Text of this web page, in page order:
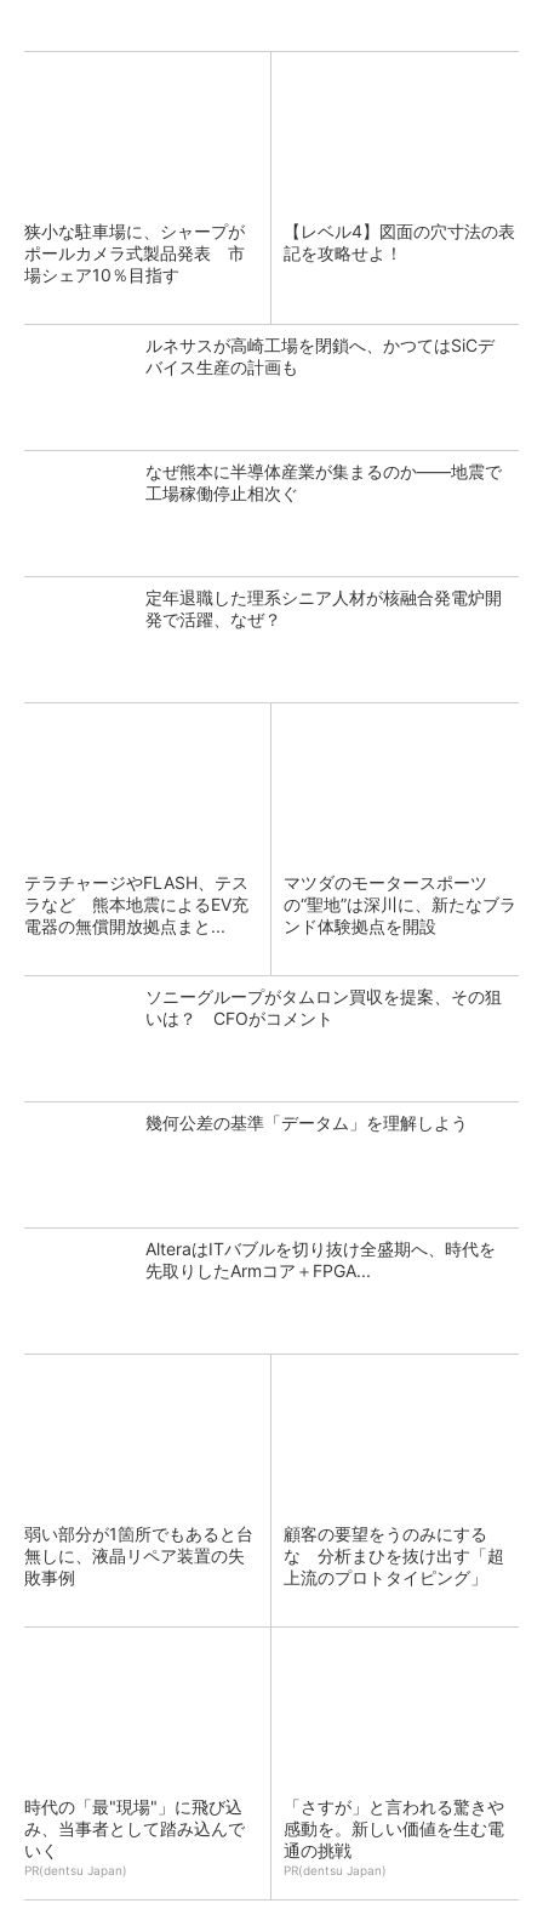
狭小な駐車場に、シャープが
ポールカメラ式製品発表 市
場シェア10％目指す
【レベル4】図面の穴寸法の表
記を攻略せよ！
ルネサスが高崎工場を閉鎖へ、かつてはSiCデ
バイス生産の計画も
なぜ熊本に半導体産業が集まるのか――地震で
工場稼働停止相次ぐ
定年退職した理系シニア人材が核融合発電炉開
発で活躍、なぜ？
テラチャージやFLASH、テス
ラなど 熊本地震によるEV充
電器の無償開放拠点まと...
マツダのモータースポーツ
の“聖地”は深川に、新たなブラ
ンド体験拠点を開設
ソニーグループがタムロン買収を提案、その狙
いは？ CFOがコメント
幾何公差の基準「データム」を理解しよう
AlteraはITバブルを切り抜け全盛期へ、時代を
先取りしたArmコア＋FPGA...
弱い部分が1箇所でもあると台
無しに、液晶リペア装置の失
敗事例
顧客の要望をうのみにする
な 分析まひを抜け出す「超
上流のプロトタイピング」
時代の「最"現場"」に飛び込
み、当事者として踏み込んで
いく
PR(dentsu Japan)
「さすが」と言われる驚きや
感動を。新しい価値を生む電
通の挑戦
PR(dentsu Japan)